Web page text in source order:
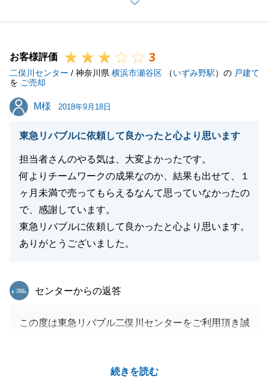
また、ご売却の諸手続きだけでなく、同時進行で複雑
なお手続きがたくさんある中、色々とご協力をいただ
お客様評価 3
二俣川センター / 神奈川県 横浜市瀬谷区 （いずみ野駅）の 戸建て
を ご売却
M様
M様 2018年9月18日
東急リバブルに依頼して良かったと心より思います
担当者さんのやる気は、大変よかったです。
何よりチームワークの成果なのか、結果も出せて、１
ヶ月未満で売ってもらえるなんて思っていなかったの
で、感謝しています。
東急リバブルに依頼して良かったと心より思います。
ありがとうございました。
続きを読む
東急リバブル
センターからの返答
この度は東急リバブル二俣川センターをご利用頂き誠
を一緒に考えさせて頂きとても楽しく販売活動を進め